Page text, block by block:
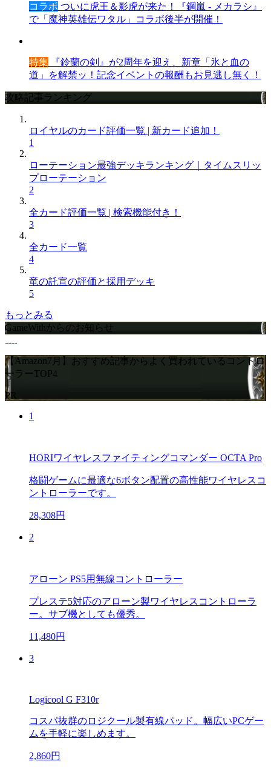
コラボ ついに虎王＆影虎が来た！『鋼嵐 - メカラシ』
で「魔神英雄伝ワタル」コラボ後半が開催！
特集 『鈴蘭の剣』が2周年を迎え、新章「氷と血の
道」を解禁ッ！記念イベントの報酬もお見逃し無く！
攻略記事ランキング
ロイヤルのカード評価一覧 | 新カード追加！
1
ローテーション最強デッキランキング｜タイムスリッ
プローテーション
2
全カード評価一覧 | 検索機能付き！
3
全カード一覧
4
竜の託宣の評価と採用デッキ
5
もっとみる
GameWithからのお知らせ
【Amazon7月】おすすめ記事からよく買われているコントロ
ーラーTOP4
PR
1
HORIワイヤレスファイティングコマンダー OCTA Pro
格闘ゲームに最適な6ボタン配置の高性能ワイヤレスコ
ントローラーです。
28,308円
2
アローン PS5用無線コントローラー
プレステ5対応のアローン製ワイヤレスコントローラ
ー。サブ機としても優秀。
11,480円
3
Logicool G F310r
コスパ抜群のロジクール製有線パッド。幅広いPCゲー
ムを手軽に楽しめます。
2,860円